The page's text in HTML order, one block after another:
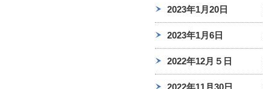
2023年1月20日
2023年1月6日
2022年12月５日